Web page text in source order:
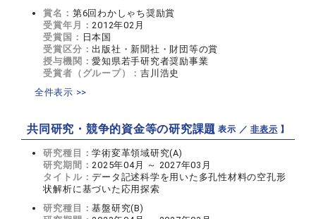
賞名： 第6回わかしゃち奨励賞
受賞年月： 2012年02月
受賞国： 日本国
受賞区分：出版社・新聞社・財団等の賞
授与機関：愛知県若手研究者奨励事業
受賞者（グループ）：吉川浩史
全件表示 >>
共同研究・競争的資金等の研究課題【 表示 ／非表示 】
研究種目：学術変革領域研究(A)
研究期間： 2025年04月 ～ 2027年03月
タイトル：データ記述科学を用いた多孔性材料の空孔形
状解析に基づいた応用探索
研究種目：基盤研究(B)